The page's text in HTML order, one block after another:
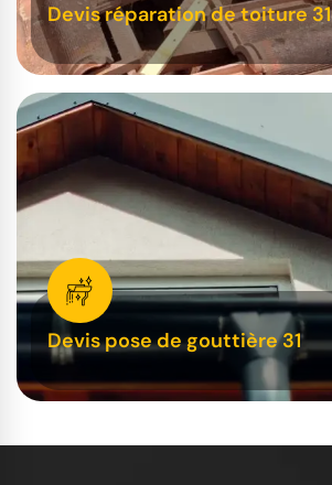
Devis réparation de toiture 31
Devis pose de gouttière 31